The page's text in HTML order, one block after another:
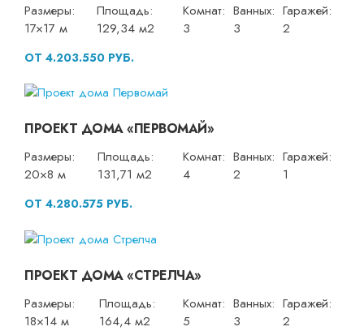
Размеры:
17×17 м
Площадь:
129,34 м2
Комнат:
3
Ванных:
3
Гаражей:
2
ОТ 4.203.550 РУБ.
ПРОЕКТ ДОМА «ПЕРВОМАЙ»
Размеры:
20×8 м
Площадь:
131,71 м2
Комнат:
4
Ванных:
2
Гаражей:
1
ОТ 4.280.575 РУБ.
ПРОЕКТ ДОМА «СТРЕЛЧА»
Размеры:
18×14 м
Площадь:
164,4 м2
Комнат:
5
Ванных:
3
Гаражей:
2